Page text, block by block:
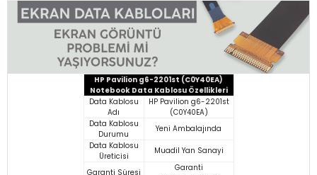
HP Pavilion g6-2201st (C0Y40EA)
Notebook Data Kablosu Özellikleri
Data Kablosu
Adı
HP Pavilion g6-2201st
(C0Y40EA)
Data Kablosu
Durumu
Yeni Ambalajında
Data Kablosu
Üreticisi
Muadil Yan Sanayi
Garanti Süresi
Garanti